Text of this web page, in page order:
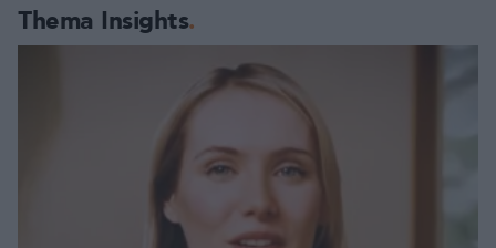
Thema Insights